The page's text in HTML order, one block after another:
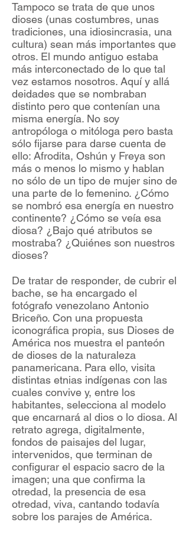
Tampoco se trata de que unos
dioses (unas costumbres, unas
tradiciones, una idiosincrasia, una
cultura) sean más importantes que
otros. El mundo antiguo estaba
más interconectado de lo que tal
vez estamos nosotros. Aquí y allá
deidades que se nombraban
distinto pero que contenían una
misma energía. No soy
antropóloga o mitóloga pero basta
sólo fijarse para darse cuenta de
ello: Afrodita, Oshún y Freya son
más o menos lo mismo y hablan
no sólo de un tipo de mujer sino de
una parte de lo femenino. ¿Cómo
se nombró esa energía en nuestro
continente? ¿Cómo se veía esa
diosa? ¿Bajo qué atributos se
mostraba? ¿Quiénes son nuestros
dioses?
De tratar de responder, de cubrir el
bache, se ha encargado el
fotógrafo venezolano Antonio
Briceño. Con una propuesta
iconográfica propia, sus Dioses de
América nos muestra el panteón
de dioses de la naturaleza
panamericana. Para ello, visita
distintas etnias indígenas con las
cuales convive y, entre los
habitantes, selecciona al modelo
que encarnará al dios o lo diosa. Al
retrato agrega, digitalmente,
fondos de paisajes del lugar,
intervenidos, que terminan de
configurar el espacio sacro de la
imagen; una que confirma la
otredad, la presencia de esa
otredad, viva, cantando todavía
sobre los parajes de América.